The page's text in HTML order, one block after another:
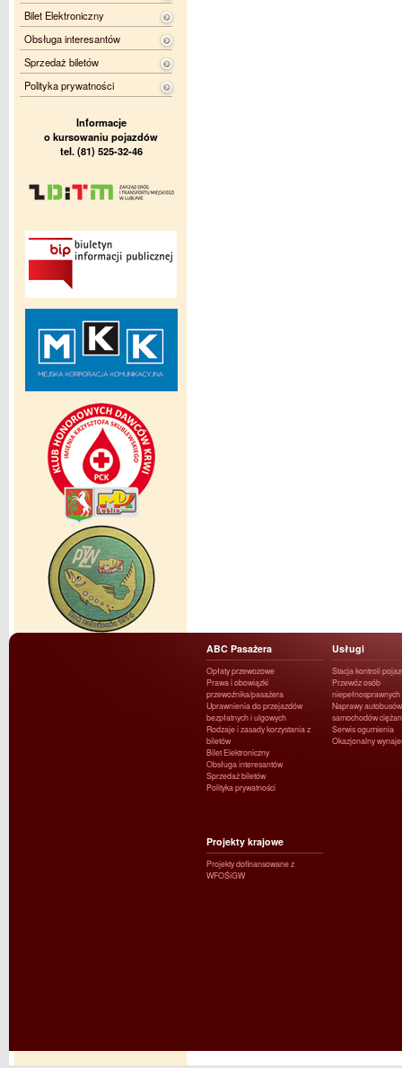
Bilet Elektroniczny
Obsługa interesantów
Sprzedaż biletów
Polityka prywatności
Informacje
o kursowaniu pojazdów
tel. (81) 525-32-46
ABC Pasażera
Opłaty przewozowe
Prawa i obowiązki
przewoźnika/pasażera
Uprawnienia do przejazdów
bezpłatnych i ulgowych
Rodzaje i zasady korzystania z
biletów
Bilet Elektroniczny
Obsługa interesantów
Sprzedaż biletów
Polityka prywatności
Usługi
Stacja kontroli
Przewóz osób
niepełnosprawnych
Naprawy
samochodów
Serwis ogumienia
Okazjonalny
Projekty krajowe
Projekty dofinansowane z
WFOŚiGW